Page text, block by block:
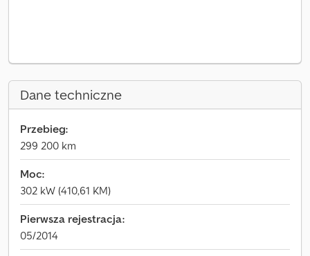
Dane techniczne
Przebieg:
299 200 km
Moc:
302 kW (410,61 KM)
Pierwsza rejestracja:
05/2014